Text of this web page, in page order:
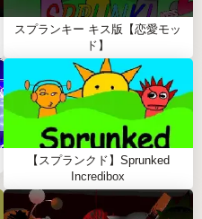
スプランキー キス版【恋愛モッ
ド】
【スプランクド】Sprunked
Incredibox